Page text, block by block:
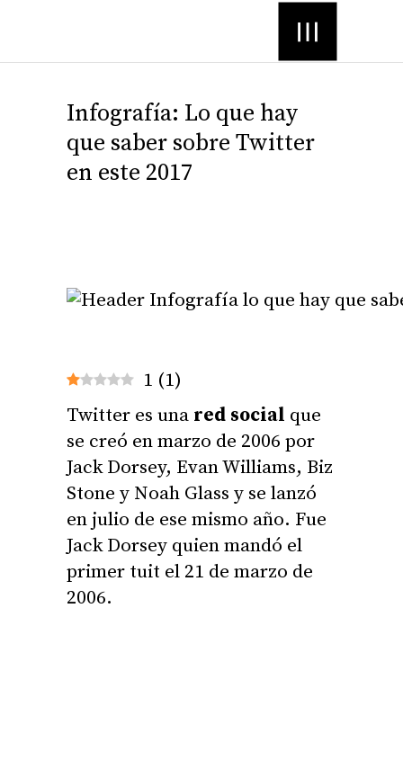
Infografía: Lo que hay
que saber sobre Twitter
en este 2017
1 (1)
Twitter es una red social que
se creó en marzo de 2006 por
Jack Dorsey, Evan Williams, Biz
Stone y Noah Glass y se lanzó
en julio de ese mismo año. Fue
Jack Dorsey quien mandó el
primer tuit el 21 de marzo de
2006.